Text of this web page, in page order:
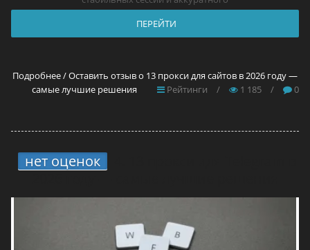
ПЕРЕЙТИ
Подробнее / Оставить отзыв о 13 прокси для сайтов в 2026 году —
самые лучшие решения
Рейтинги / 1 185 / 0
нет оценок